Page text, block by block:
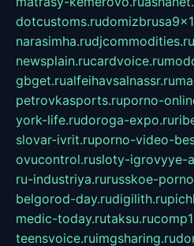
dotcustoms.ru
narasimha.rudjcommodities.ru
newsplain.rucardvoice.ru
gbget.rualfeihavsalnassr.ru
petrovkasports.ruporno-
york-life.rudoroga-expo.ru
slovar-ivrit.ruporno-video-
ovucontrol.rusloty-igrovyye-
ru-industriya.rurusskoe-
belgorod-day.rudigilith.ru
medic-today.rutaksu.ru
teensvoice.ruimgsharing.ru